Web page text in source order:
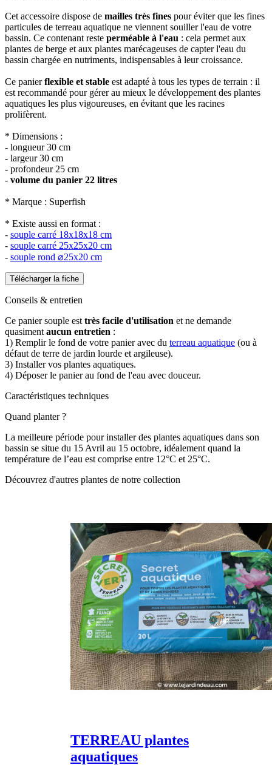
Cet accessoire dispose de mailles très fines pour éviter que les fines
particules de terreau aquatique ne viennent souiller l'eau de votre
bassin. Ce contenant reste perméable à l'eau : cela permet aux
plantes de berge et aux plantes marécageuses de capter l'eau du
bassin chargée en nutriments, indispensables à leur croissance.
Ce panierflexible et stable est adapté à tous les types de terrain : il
est recommandé pour gérer au mieux le développement des plantes
aquatiques les plus vigoureuses, en évitant que les racines
prolifèrent.
* Dimensions :
- longueur 30 cm
- largeur 30 cm
- profondeur 25 cm
- volume du panier 22 litres
* Marque : Superfish
* Existe aussi en format :
- souple carré 18x18x18 cm
- souple carré 25x25x20 cm
- souple rond ⌀25x20 cm
Télécharger la fiche
Conseils & entretien
Ce panier souple est très facile d'utilisation et ne demande
quasiment aucun entretien :
1) Remplir le fond de votre panier avec du terreau aquatique (ou à
défaut de terre de jardin lourde et argileuse).
3) Installer vos plantes aquatiques.
4) Déposer le panier au fond de l'eau avec douceur.
Caractéristiques techniques
Quand planter ?
La meilleure période pour installer des plantes aquatiques dans son
bassin se situe du 15 Avril au 15 octobre, idéalement quand la
température de l’eau est comprise entre 12°C et 25°C.
Découvrez d'autres plantes de notre collection
TERREAU plantes
aquatiques